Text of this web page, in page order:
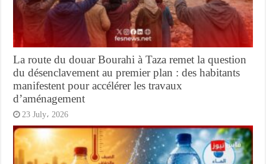
La route du douar Bourahi à Taza remet la question
du désenclavement au premier plan : des habitants
manifestent pour accélérer les travaux
d’aménagement
23 July، 2026